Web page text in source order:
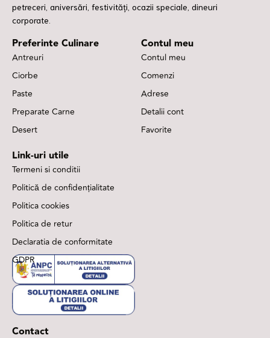
petreceri, aniversări, festivități, ocazii speciale, dineuri
corporate.
Preferinte Culinare
Antreuri
Ciorbe
Paste
Preparate Carne
Desert
Contul meu
Contul meu
Comenzi
Adrese
Detalii cont
Favorite
Link-uri utile
Termeni si conditii
Politică de confidențialitate
Politica cookies
Politica de retur
Declaratia de conformitate
GDPR
Contact